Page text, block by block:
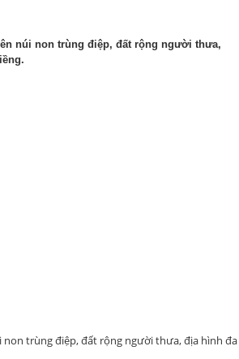
núi non trùng điệp, đất rộng người thưa,
non trùng điệp, đất rộng người thưa, địa hình đa